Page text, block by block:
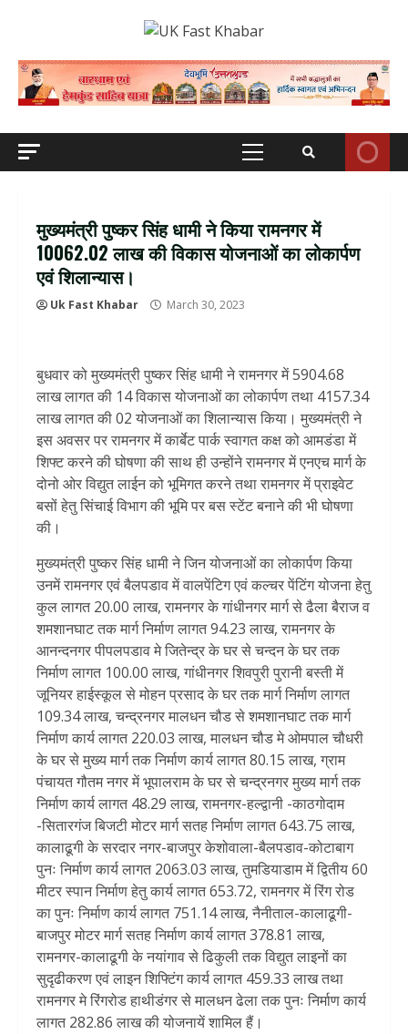
Primary
मुख्यमंत्री पुष्कर सिंह धामी ने किया रामनगर में
10062.02 लाख की विकास योजनाओं का लोकार्पण
एवं शिलान्यास।
Uk Fast Khabar March 30, 2023
बुधवार को मुख्यमंत्री पुष्कर सिंह धामी ने रामनगर में 5904.68
लाख लागत की 14 विकास योजनाओं का लोकार्पण तथा 4157.34
लाख लागत की 02 योजनाओं का शिलान्यास किया। मुख्यमंत्री ने
इस अवसर पर रामनगर में कार्बेट पार्क स्वागत कक्ष को आमडंडा में
शिफ्ट करने की घोषणा की साथ ही उन्होंने रामनगर में एनएच मार्ग के
दोनो ओर विद्युत लाईन को भूमिगत करने तथा रामनगर में प्राइवेट
बसों हेतु सिंचाई विभाग की भूमि पर बस स्टेंट बनाने की भी घोषणा
की।
मुख्यमंत्री पुष्कर सिंह धामी ने जिन योजनाओं का लोकार्पण किया
उनमें रामनगर एवं बैलपडाव में वालपेंटिग एवं कल्चर पेंटिंग योजना हेतु
कुल लागत 20.00 लाख, रामनगर के गांधीनगर मार्ग से ढैला बैराज व
शमशानघाट तक मार्ग निर्माण लागत 94.23 लाख, रामनगर के
आनन्दनगर पीपलपडाव मे जितेन्द्र के घर से चन्दन के घर तक
निर्माण लागत 100.00 लाख, गांधीनगर शिवपुरी पुरानी बस्ती में
जूनियर हाईस्कूल से मोहन प्रसाद के घर तक मार्ग निर्माण लागत
109.34 लाख, चन्द्रनगर मालधन चौड से शमशानघाट तक मार्ग
निर्माण कार्य लागत 220.03 लाख, मालधन चौड मे ओमपाल चौधरी
के घर से मुख्य मार्ग तक निर्माण कार्य लागत 80.15 लाख, ग्राम
पंचायत गौतम नगर में भूपालराम के घर से चन्द्रनगर मुख्य मार्ग तक
निर्माण कार्य लागत 48.29 लाख, रामनगर-हल्द्वानी -काठगोदाम
-सितारगंज बिजटी मोटर मार्ग सतह निर्माण लागत 643.75 लाख,
कालाढूगी के सरदार नगर-बाजपुर केशोवाला-बैलपडाव-कोटाबाग
पुनः निर्माण कार्य लागत 2063.03 लाख, तुमडियाडाम में द्वितीय 60
मीटर स्पान निर्माण हेतु कार्य लागत 653.72, रामनगर में रिंग रोड
का पुनः निर्माण कार्य लागत 751.14 लाख, नैनीताल-कालाढूगी-
बाजपुर मोटर मार्ग सतह निर्माण कार्य लागत 378.81 लाख,
रामनगर-कालाढूगी के नयांगाव से ढिकुली तक विद्युत लाइनों का
सुदृढीकरण एवं लाइन शिफ्टिंग कार्य लागत 459.33 लाख तथा
रामनगर मे रिंगरोड हाथीडंगर से मालधन ढेला तक पुनः निर्माण कार्य
लागत 282.86 लाख की योजनायें शामिल हैं।